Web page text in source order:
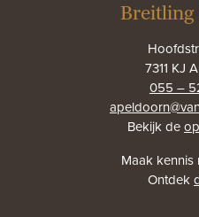
Breitling
7311 KJ
055 –
Bekijk de
Maak kennis
Ontdek